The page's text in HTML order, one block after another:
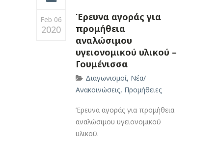
Feb 06
2020
Έρευνα αγοράς για
προμήθεια
αναλώσιμου
υγειονομικού υλικού –
Γουμένισσα
Διαγωνισμοί, Νέα/
Ανακοινώσεις, Προμήθειες
Έρευνα αγοράς για προμήθεια
αναλώσιμου υγειονομικού
υλικού.